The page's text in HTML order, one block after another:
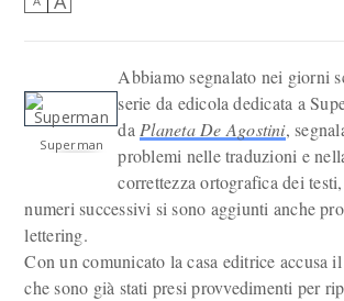
Superman
Abbiamo segnalato nei giorni
serie da edicola dedicata a
da Planeta De Agostini,
problemi nelle traduzioni e
correttezza ortografica dei
numeri successivi si sono aggiunti anche
lettering.
Con un comunicato la casa editrice accusa
che sono già stati presi provvedimenti per